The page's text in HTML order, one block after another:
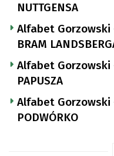
NUTTGENSA
Alfabet Gorzowski
BRAM
Alfabet Gorzowski
PAPUSZA
Alfabet Gorzowski
PODWÓRKO